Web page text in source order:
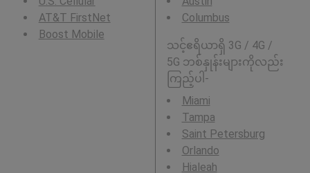
AT&T FirstNet
Boost Mobile
Columbus
သင့်ဧရိယာရှိ 3G / 4G /
5G ဘစ်နှုန်းများကိုလည်း
ကြည့်ပါ-
Miami
Tampa
Saint Petersburg
Orlando
Hialeah